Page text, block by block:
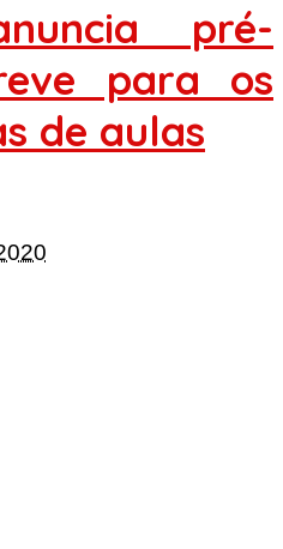
pré-
para os
de aulas